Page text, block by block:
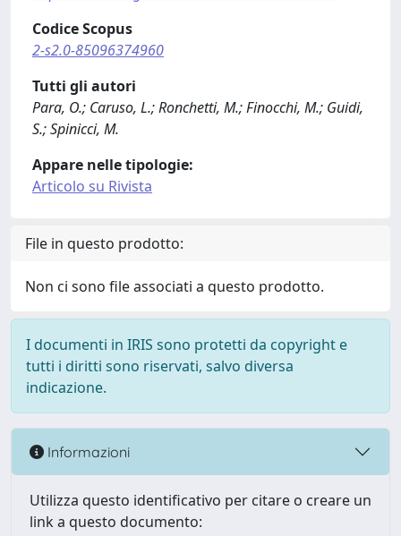
Codice Scopus
2-s2.0-85096374960
Tutti gli autori
Para, O.; Caruso, L.; Ronchetti, M.; Finocchi, M.; Guidi,
S.; Spinicci, M.
Appare nelle tipologie:
Articolo su Rivista
File in questo prodotto:
Non ci sono file associati a questo prodotto.
I documenti in IRIS sono protetti da copyright e
tutti i diritti sono riservati, salvo diversa
indicazione.
Informazioni
Utilizza questo identificativo per citare o creare un
link a questo documento: